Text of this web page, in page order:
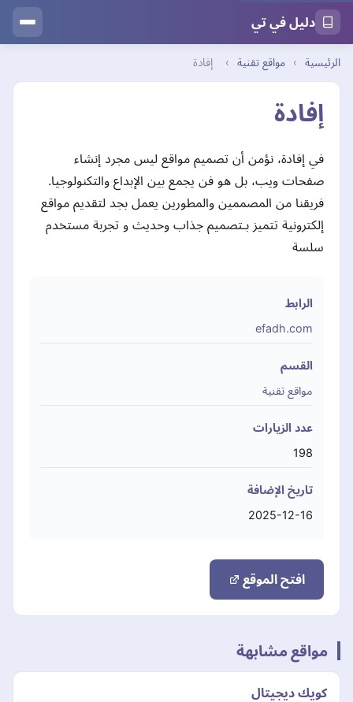
دليل في تي
الرئيسية › مواقع تقنية › إفادة
إفادة
في إفادة، نؤمن أن تصميم مواقع ليس مجرد إنشاء
صفحات ويب، بل هو فن يجمع بين الإبداع والتكنولوجيا.
فريقنا من المصممين والمطورين يعمل بجد لتقديم مواقع
إلكترونية تتميز بـتصميم جذاب وحديث و تجربة مستخدم
سلسة
الرابط
efadh.com
القسم
مواقع تقنية
عدد الزيارات
198
تاريخ الإضافة
2025-12-16
افتح الموقع
مواقع مشابهة
كويك ديجيتال